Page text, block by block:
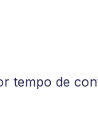
tempo de